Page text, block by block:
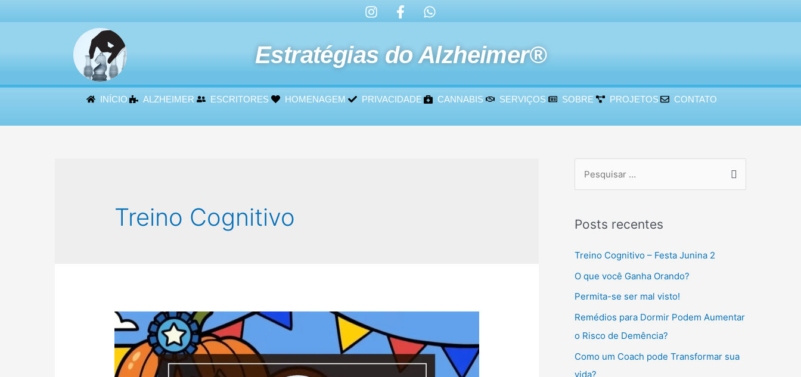
Estratégias do Alzheimer®
INÍCIO ALZHEIMER ESCRITORES HOMENAGEM PRIVACIDADE CANNABIS SERVIÇOS SOBRE PROJETOS CONTATO
Treino Cognitivo Posts recentes
Treino Cognitivo – Festa Junina 2
O que você Ganha Orando?
Permita-se ser mal visto!
Remédios para Dormir Podem Aumentar
o Risco de Demência?
Como um Coach pode Transformar sua
vida?